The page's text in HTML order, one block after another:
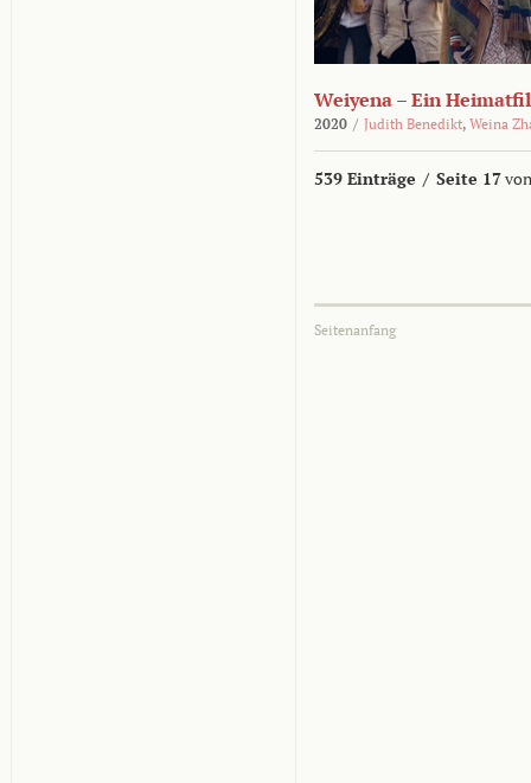
Weiyena – Ein
2020 / Judith Benedikt, Weina
539 Einträge / Seite 17
Seitenanfang